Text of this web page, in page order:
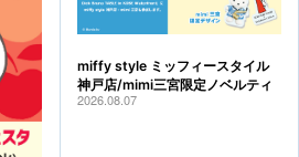
miffy style ミッフィースタイル
神戸店/mimi三宮限定ノベルティ
2026.08.07